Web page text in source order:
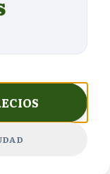
AHORA!